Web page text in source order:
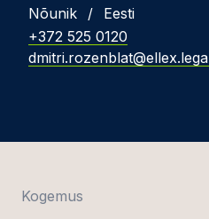
Nõunik
/
Eesti
+372 525 0120
Kogemus